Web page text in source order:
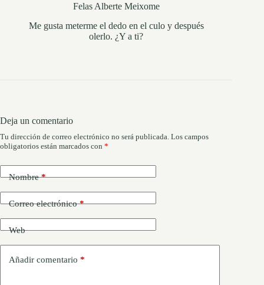
Felas Alberte Meixome
Me gusta meterme el dedo en el culo y después
olerlo. ¿Y a ti?
Deja un comentario
Tu dirección de correo electrónico no será publicada. Los campos
obligatorios están marcados con *
Nombre*
Correo electrónico*
Web
Añadir comentario *